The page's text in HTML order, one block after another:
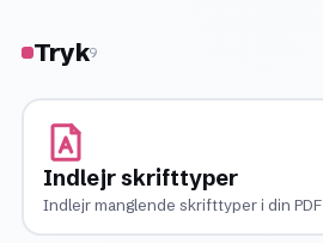
Tryk9
Indlejr skrifttyper
Indlejr manglende skrifttyper i din PDF